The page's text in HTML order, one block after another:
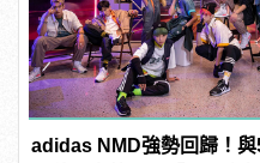
adidas NMD強勢回歸！